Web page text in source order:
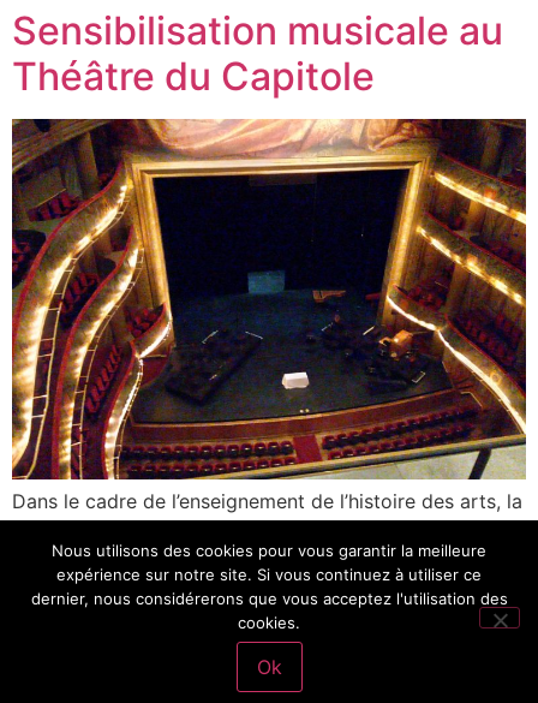
Sensibilisation musicale au
Théâtre du Capitole
Dans le cadre de l’enseignement de l’histoire des arts, la
Cette visite s’inscrit dans un projet mené tout au long
de l’année dont le principal objectif est de susciter
l’intérêt et la curiosité des élèves envers le domaine
artistique et culturel. Il s’agit également pour […]
Nous utilisons des cookies pour vous garantir la meilleure
expérience sur notre site. Si vous continuez à utiliser ce
dernier, nous considérerons que vous acceptez l'utilisation des
cookies.
Ok